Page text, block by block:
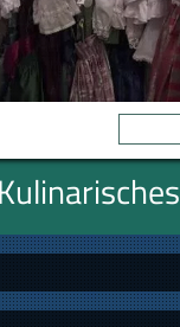
Kulinarisches